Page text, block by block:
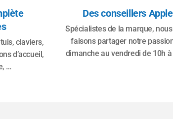
claviers,
d’accueil,
…
Des conseillers Apple
Spécialistes de la marque,
faisons partager notre
dimanche au vendredi de 10h à